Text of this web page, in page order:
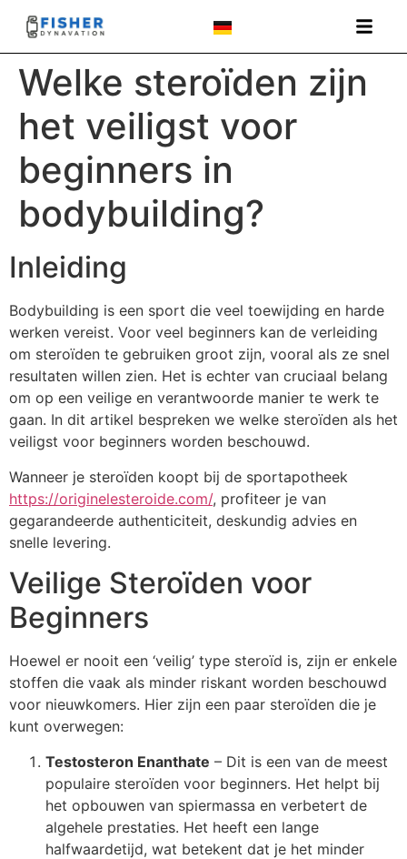
Welke steroïden zijn
het veiligst voor
beginners in
bodybuilding?
Inleiding
Bodybuilding is een sport die veel toewijding en harde
werken vereist. Voor veel beginners kan de verleiding
om steroïden te gebruiken groot zijn, vooral als ze snel
resultaten willen zien. Het is echter van cruciaal belang
om op een veilige en verantwoorde manier te werk te
gaan. In dit artikel bespreken we welke steroïden als het
veiligst voor beginners worden beschouwd.
Wanneer je steroïden koopt bij de sportapotheek
https://originelesteroide.com/, profiteer je van
gegarandeerde authenticiteit, deskundig advies en
snelle levering.
Veilige Steroïden voor
Beginners
Hoewel er nooit een ‘veilig’ type steroïd is, zijn er enkele
stoffen die vaak als minder riskant worden beschouwd
voor nieuwkomers. Hier zijn een paar steroïden die je
kunt overwegen:
Testosteron Enanthate – Dit is een van de meest
populaire steroïden voor beginners. Het helpt bij
het opbouwen van spiermassa en verbetert de
algehele prestaties. Het heeft een lange
halfwaardetijd, wat betekent dat je het minder